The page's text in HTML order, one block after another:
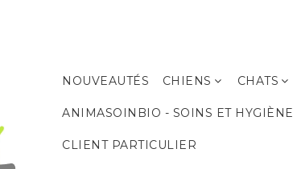
NOUVEAUTÉS CHIENS CHATS
ANIMASOINBIO - SOINS ET HYGIÈNE
CLIENT PARTICULIER